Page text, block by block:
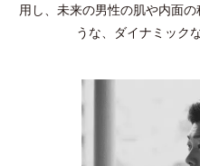
用し、未来の男性の肌や内面
うな、ダイナミック